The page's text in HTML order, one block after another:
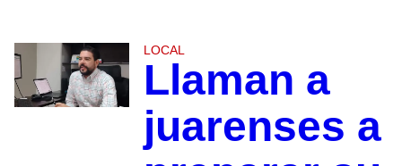
LOCAL
Llaman a
juarenses a